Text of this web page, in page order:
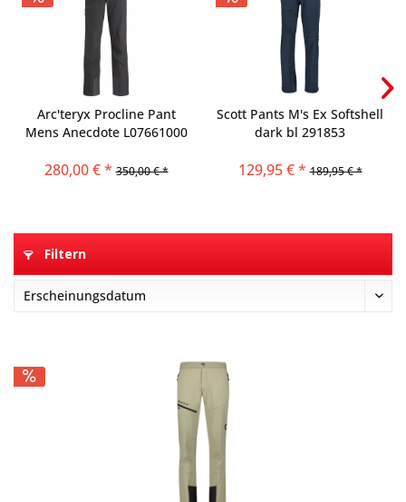
Arc'teryx Procline Pant
Mens Anecdote L07661000
280,00 € * 350,00 € *
Scott Pants M's Ex Softshell
dark bl 291853
129,95 € * 189,95 € *
Filtern